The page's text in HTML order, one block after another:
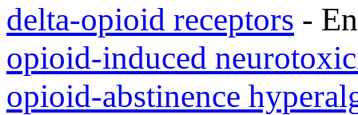
delta-opioid receptors -
opioid-induced
opioid-abstinence